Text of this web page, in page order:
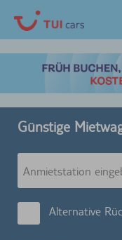
Günstige
Alternative